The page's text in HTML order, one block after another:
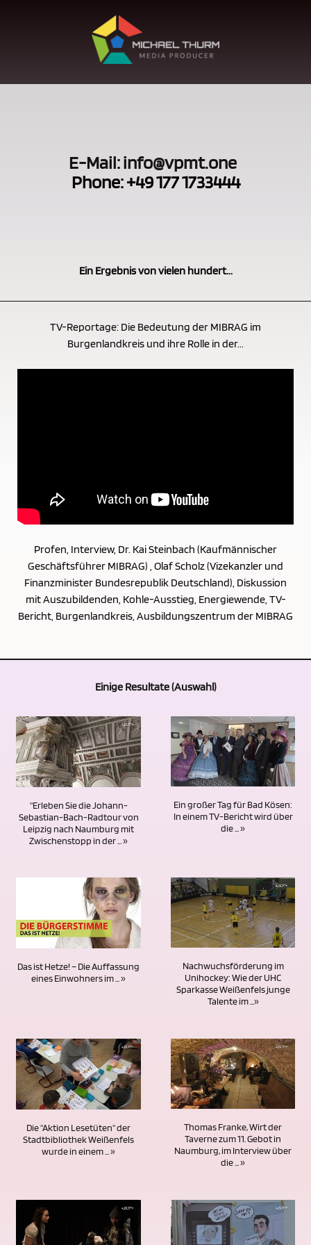
E-Mail: info@vpmt.one
Phone: +49 177 1733444
Ein Ergebnis von vielen hundert...
TV-Reportage: Die Bedeutung der MIBRAG im
Burgenlandkreis und ihre Rolle in der...
Profen, Interview, Dr. Kai Steinbach (Kaufmännischer
Geschäftsführer MIBRAG) , Olaf Scholz (Vizekanzler und
Finanzminister Bundesrepublik Deutschland), Diskussion
mit Auszubildenden, Kohle-Ausstieg, Energiewende, TV-
Bericht, Burgenlandkreis, Ausbildungszentrum der MIBRAG
Einige Resultate (Auswahl)
"Erleben Sie die Johann-
Sebastian-Bach-Radtour von
Leipzig nach Naumburg mit
Zwischenstopp in der ... »
Ein großer Tag für Bad Kösen:
In einem TV-Bericht wird über
die ... »
Das ist Hetze! – Die Auffassung
eines Einwohners im ... »
Nachwuchsförderung im
Unihockey: Wie der UHC
Sparkasse Weißenfels junge
Talente im ...»
Die "Aktion Lesetüten" der
Stadtbibliothek Weißenfels
wurde in einem ... »
Thomas Franke, Wirt der
Taverne zum 11. Gebot in
Naumburg, im Interview über
die ... »